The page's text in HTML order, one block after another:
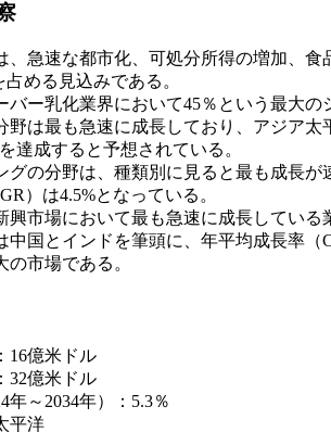
、急速な都市化、可処分所得の増加、
める見込みである。
バー乳化業界において45％という最大の
野は最も急速に成長しており、アジア
達成すると予想されている。
グの分野は、種類別に見ると最も成長
）は4.5%となっている。
興市場において最も急速に成長している
中国とインドを筆頭に、年平均成長率
市場である。
16億米ドル
32億米ドル
年～2034年）：5.3％
平洋